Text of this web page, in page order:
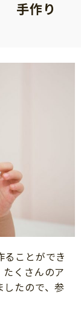
手作り
ことができ
くさんのア
たので、参